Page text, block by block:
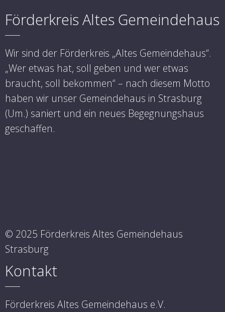
Förderkreis Altes Gemeindehaus
Wir sind der Förderkreis „Altes Gemeindehaus“.
„Wer etwas hat, soll geben und wer etwas
braucht, soll bekommen“ – nach diesem Motto
haben wir unser Gemeindehaus in Strasburg
(Um.) saniert und ein neues Begegnungshaus
geschaffen.
© 2025 Förderkreis Altes Gemeindehaus
Strasburg
Kontakt
Förderkreis Altes Gemeindehaus e.V.